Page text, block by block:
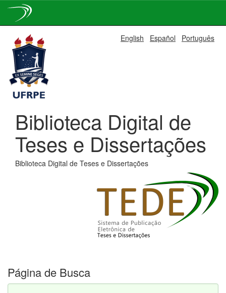
navigation
English Español Português
Biblioteca Digital de
Teses e Dissertações
Biblioteca Digital de Teses e Dissertações
Página de Busca